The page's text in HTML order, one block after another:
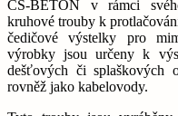
CS-BETON v rámci
kruhové trouby k
čedičové výstelky pro
výrobky jsou určeny k
dešťových či splaškových
rovněž jako kabelovody.